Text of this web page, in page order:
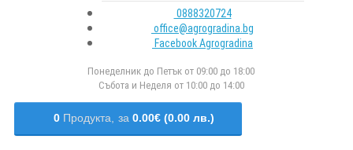
0888320724
office@agrogradina.bg
Facebook Agrogradina
Понеделник до Петък от 09:00 до 18:00
Събота и Неделя от 10:00 до 14:00
0 Продукта, за 0.00€ (0.00 лв.)